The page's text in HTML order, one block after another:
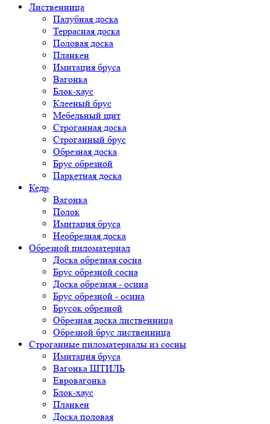
Лиственница
Палубная доска
Террасная доска
Половая доска
Планкен
Имитация бруса
Вагонка
Блок-хаус
Клееный брус
Мебельный щит
Строганная доска
Строганный брус
Обрезная доска
Брус обрезной
Паркетная доска
Кедр
Вагонка
Полок
Имитация бруса
Необрезная доска
Обрезной пиломатериал
Доска обрезная сосна
Брус обрезной сосна
Доска обрезная - осина
Брус обрезной - осина
Брусок обрезной
Обрезная доска лиственница
Обрезной брус лиственница
Строганные пиломатериалы из сосны
Имитация бруса
Вагонка ШТИЛЬ
Евровагонка
Блок-хаус
Планкен
Доска половая